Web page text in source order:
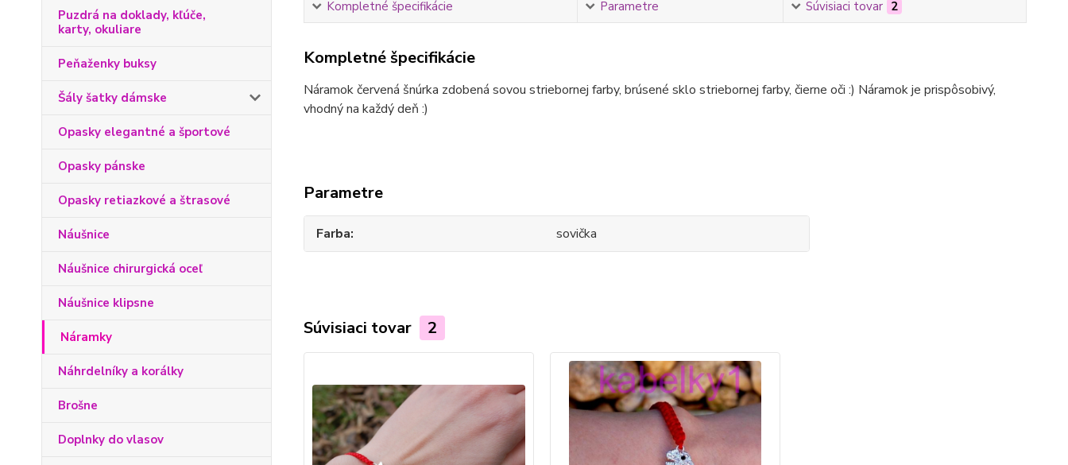
Puzdrá na doklady, kľúče,
karty, okuliare
Peňaženky buksy
Šály šatky dámske
Opasky elegantné a športové
Opasky pánske
Opasky retiazkové a štrasové
Náušnice
Náušnice chirurgická oceľ
Náušnice klipsne
Náramky
Náhrdelníky a korálky
Brošne
Doplnky do vlasov
Kompletné špecifikácie Parametre Súvisiaci tovar 2
Kompletné špecifikácie
Náramok červená šnúrka zdobená sovou striebornej farby, brúsené sklo striebornej farby, čierne oči :) Náramok je prispôsobivý,
vhodný na každý deň :)
Parametre
Farba sovička
Súvisiaci tovar 2